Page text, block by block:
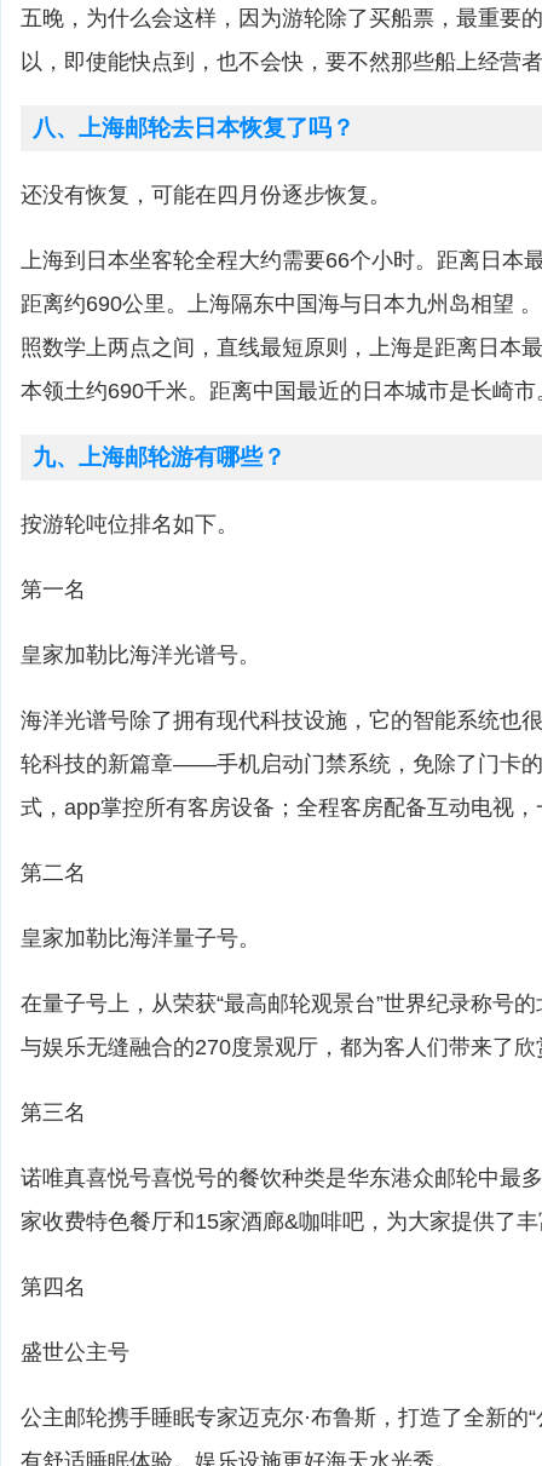
五晚，为什么会这样，因为游轮除了买船票，最重要
以，即使能快点到，也不会快，要不然那些船上经营
八、上海邮轮去日本恢复了吗？
还没有恢复，可能在四月份逐步恢复。
上海到日本坐客轮全程大约需要66个小时。距离日本
距离约690公里。上海隔东中国海与日本九州岛相望
照数学上两点之间，直线最短原则，上海是距离日本
本领土约690千米。距离中国最近的日本城市是长崎市
九、上海邮轮游有哪些？
按游轮吨位排名如下。
第一名
皇家加勒比海洋光谱号。
海洋光谱号除了拥有现代科技设施，它的智能系统也
轮科技的新篇章——手机启动门禁系统，免除了门卡
式，app掌控所有客房设备；全程客房配备互动电视
第二名
皇家加勒比海洋量子号。
在量子号上，从荣获“最高邮轮观景台”世界纪录称号
与娱乐无缝融合的270度景观厅，都为客人们带来了
第三名
诺唯真喜悦号喜悦号的餐饮种类是华东港众邮轮中最
家收费特色餐厅和15家酒廊&咖啡吧，为大家提供了
第四名
盛世公主号
公主邮轮携手睡眠专家迈克尔·布鲁斯，打造了全新的
有舒适睡眠体验。娱乐设施更好海天水光秀。